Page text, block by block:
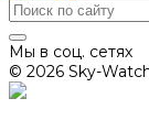
Мы в соц. сетях
© 2026 Sky-